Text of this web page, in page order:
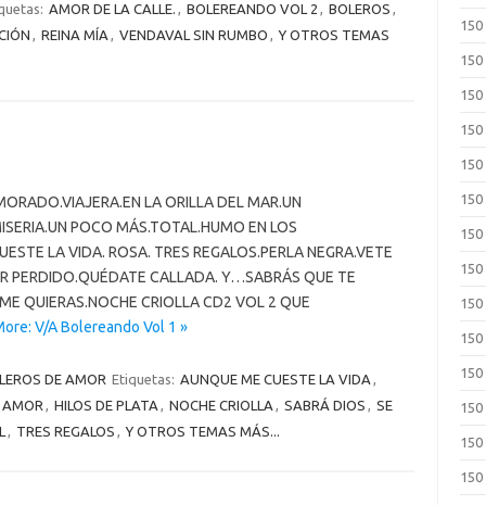
AMOR DE LA CALLE. , BOLEREANDO VOL 2 , BOLEROS ,
, REINA MÍA , VENDAVAL SIN RUMBO , Y OTROS TEMAS
LA ORILLA DEL MAR.UN
POCO MÁS.TOTAL.HUMO EN LOS
LA VIDA. ROSA. TRES REGALOS.PERLA NEGRA.VETE
PERDIDO.QUÉDATE CALLADA. Y…SABRÁS QUE TE
QUIERAS.NOCHE CRIOLLA CD2 VOL 2 QUE
V/A Bolereando Vol 1 »
DE AMOR Etiquetas: AUNQUE ME CUESTE LA VIDA ,
AMOR , HILOS DE PLATA , NOCHE CRIOLLA , SABRÁ DIOS , SE
, TRES REGALOS , Y OTROS TEMAS MÁS...
150
150
150
150
150
150
150
150
150
150
150
150
150
150